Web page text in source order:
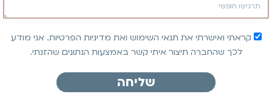
קראתי ואישרתי את תנאי השימוש ואת מדיניות הפרטיות. אני מודע
לכך שהחברה תיצור איתי קשר באמצעות הנתונים שהזנתי.
שליחה